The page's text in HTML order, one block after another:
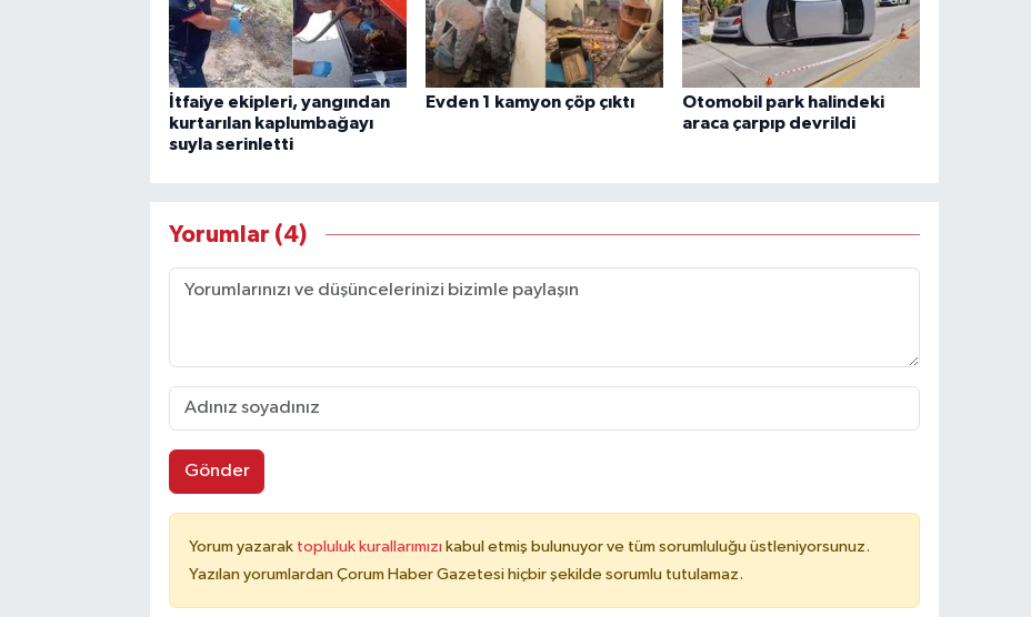
İtfaiye ekipleri, yangından
kurtarılan kaplumbağayı
suyla serinletti
Evden 1 kamyon çöp çıktı
Otomobil park halindeki
araca çarpıp devrildi
Yorumlar (4)
Gönder
Yorum yazarak topluluk kurallarımızı kabul etmiş bulunuyor ve tüm sorumluluğu üstleniyorsunuz.
Yazılan yorumlardan Çorum Haber Gazetesi hiçbir şekilde sorumlu tutulamaz.